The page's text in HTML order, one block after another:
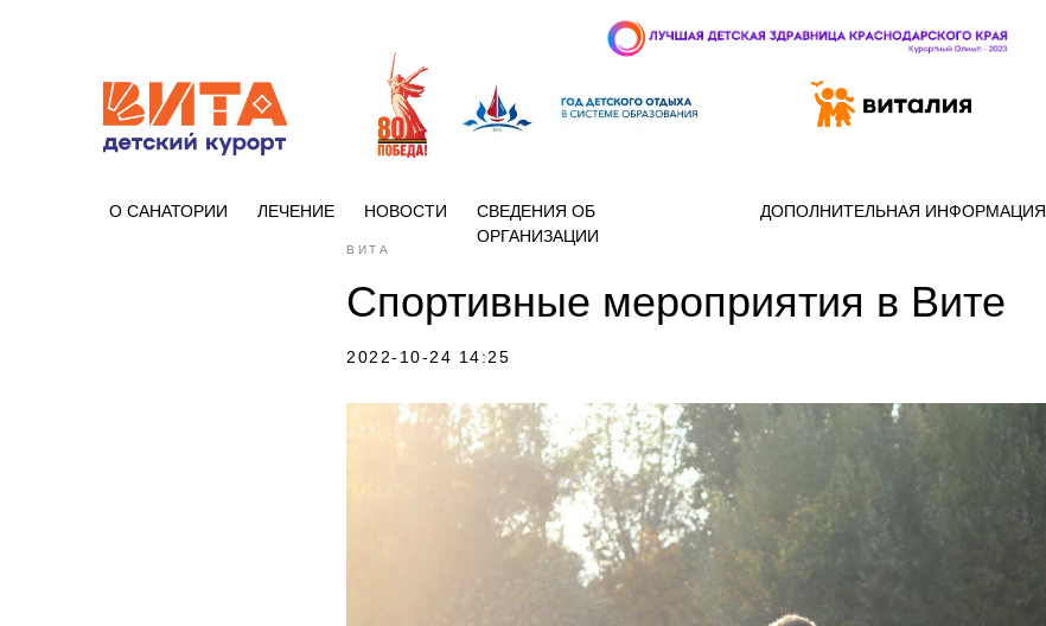
+7 (86133) 97-888
О САНАТОРИИ НОВОСТИ
СВЕДЕНИЯ ОБ
ОРГАНИЗАЦИИ
ДОПОЛНИТЕЛЬНАЯ ИНФОРМАЦИЯ
ЛЕЧЕНИЕ
ВИТА
Спортивные мероприятия в Вите
2022-10-24 14:25